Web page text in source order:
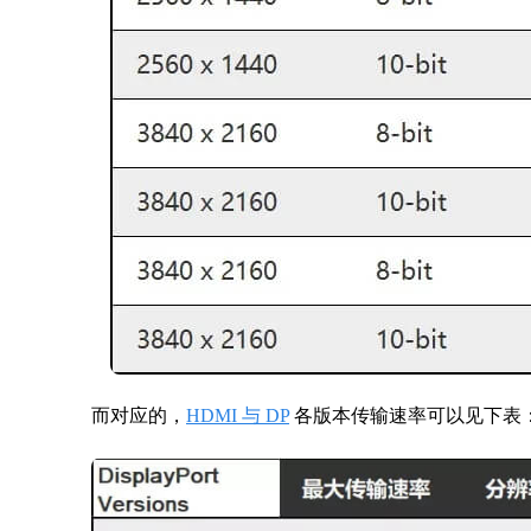
而对应的， HDMI 与 DP各版本传输速率可以见下表